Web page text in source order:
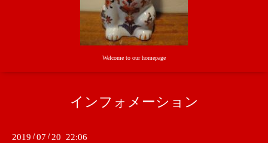
Welcome to our homepage
インフォメーション
2019 /07 / 20 22:06